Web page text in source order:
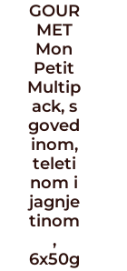
GOUR
MET
Mon
Petit
Multip
ack, s
goved
inom,
teleti
nom i
jagnje
tinom
,
6x50g